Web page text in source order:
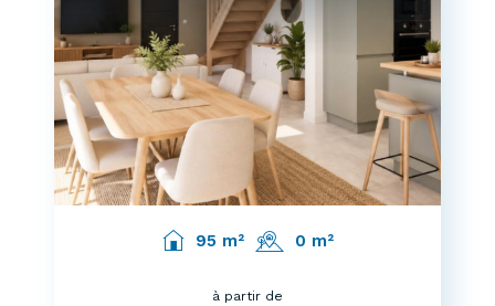
95 m² 0 m²
à partir de